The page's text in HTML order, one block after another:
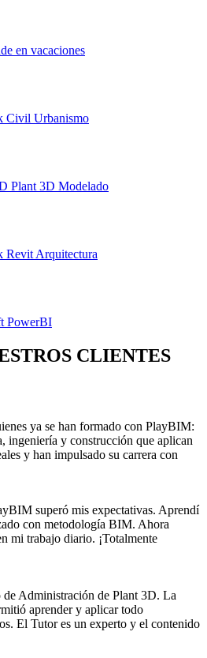
en vacaciones
Civil Urbanismo
Plant 3D Modelado
Revit Arquitectura
PowerBI
CLIENTES
ya se han formado con PlayBIM:
ingeniería y construcción que aplican
y han impulsado su carrera con
superó mis expectativas. Aprendí
con metodología BIM. Ahora
mi trabajo diario. ¡Totalmente
Administración de Plant 3D. La
aprender y aplicar todo
El Tutor es un experto y el contenido